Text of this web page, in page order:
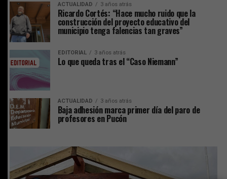
ACTUALIDAD 3 años atrás
Ricardo Cortés: “Hace mucho ruido que la
construcción del proyecto educativo del
municipio tenga falencias tan graves”
EDITORIAL 3 años atrás
Lo que queda tras el “Caso Niemann”
ACTUALIDAD 3 años atrás
Baja adhesión marca primer día del paro de
profesores en Pucón